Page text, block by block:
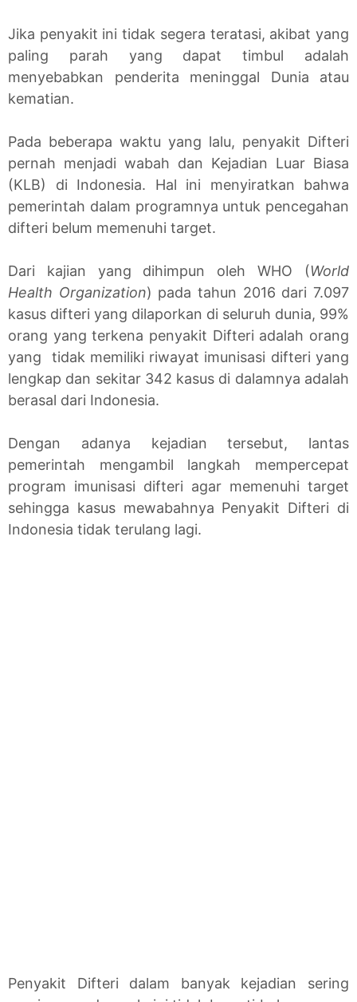
Jika penyakit ini tidak segera teratasi, akibat yang
paling parah yang dapat timbul adalah
menyebabkan penderita meninggal Dunia atau
kematian.
Pada beberapa waktu yang lalu, penyakit Difteri
pernah menjadi wabah dan Kejadian Luar Biasa
(KLB) di Indonesia. Hal ini menyiratkan bahwa
pemerintah dalam programnya untuk pencegahan
difteri belum memenuhi target.
Dari kajian yang dihimpun oleh WHO (World
Health Organization) pada tahun 2016 dari 7.097
kasus difteri yang dilaporkan di seluruh dunia, 99%
orang yang terkena penyakit Difteri adalah orang
yang tidak memiliki riwayat imunisasi difteri yang
lengkap dan sekitar 342 kasus di dalamnya adalah
berasal dari Indonesia.
Dengan adanya kejadian tersebut, lantas
pemerintah mengambil langkah mempercepat
program imunisasi difteri agar memenuhi target
sehingga kasus mewabahnya Penyakit Difteri di
Indonesia tidak terulang lagi.
Penyakit Difteri dalam banyak kejadian sering